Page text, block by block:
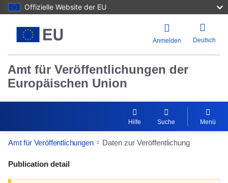
Offizielle Website der EU
Anmelden Deutsch
Amt für Veröffentlichungen der
Europäischen Union
Hilfe Suche Menü
Amt für Veröffentlichungen Daten zur Veröffentlichung
Publication detail